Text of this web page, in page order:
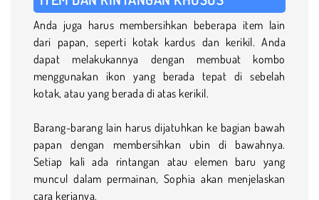
Anda juga harus membersihkan beberapa item lain
dari papan, seperti kotak kardus dan kerikil. Anda
dapat melakukannya dengan membuat kombo
menggunakan ikon yang berada tepat di sebelah
kotak, atau yang berada di atas kerikil.
Barang-barang lain harus dijatuhkan ke bagian bawah
papan dengan membersihkan ubin di bawahnya.
Setiap kali ada rintangan atau elemen baru yang
muncul dalam permainan, Sophia akan menjelaskan
cara kerjanya.